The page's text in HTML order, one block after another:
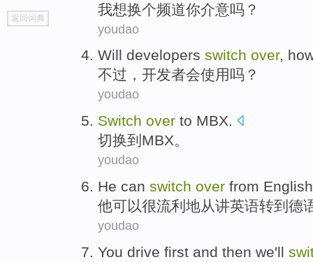
go
top
返回词典
我想换个频道你介意吗？
youdao
Will developers switch over,
不过 ， 开发者会使用吗？
youdao
Switch over to MBX.
切换到 MBX。
youdao
He can switch over from English
他可以很流利 地从讲英语转到 德
youdao
You drive first and then we'll